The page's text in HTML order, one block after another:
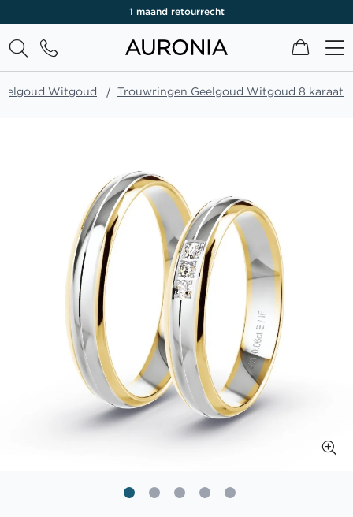
1 maand retourrecht
Witgoud Trouwringen Geelgoud Witgoud 8 karaat